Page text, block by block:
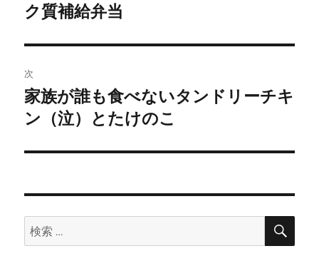
ナ
ビ
ゲ
ー
ン
の
稿:
ク質補給弁当
次
次
の
稿:
家族が誰も食べないタンドリーチキ
ン（泣）とたけのこ
検
索:
検